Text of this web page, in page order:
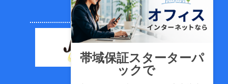
TEL：03-5209-2222（代表）
FAX：03-5209-2221